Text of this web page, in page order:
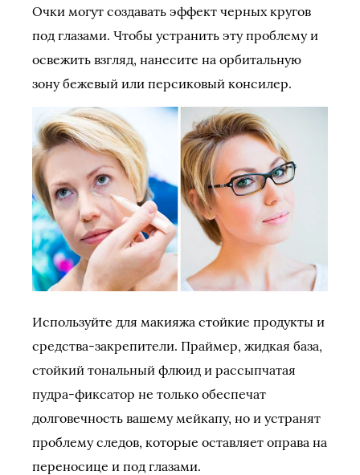
Очки могут создавать эффект черных кругов
под глазами. Чтобы устранить эту проблему и
освежить взгляд, нанесите на орбитальную
зону бежевый или персиковый консилер.
Используйте для макияжа стойкие продукты и
средства-закрепители. Праймер, жидкая база,
стойкий тональный флюид и рассыпчатая
пудра-фиксатор не только обеспечат
долговечность вашему мейкапу, но и устранят
проблему следов, которые оставляет оправа на
переносице и под глазами.